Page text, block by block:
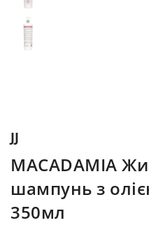
JJ
MACADAMIA
шампунь з
350мл